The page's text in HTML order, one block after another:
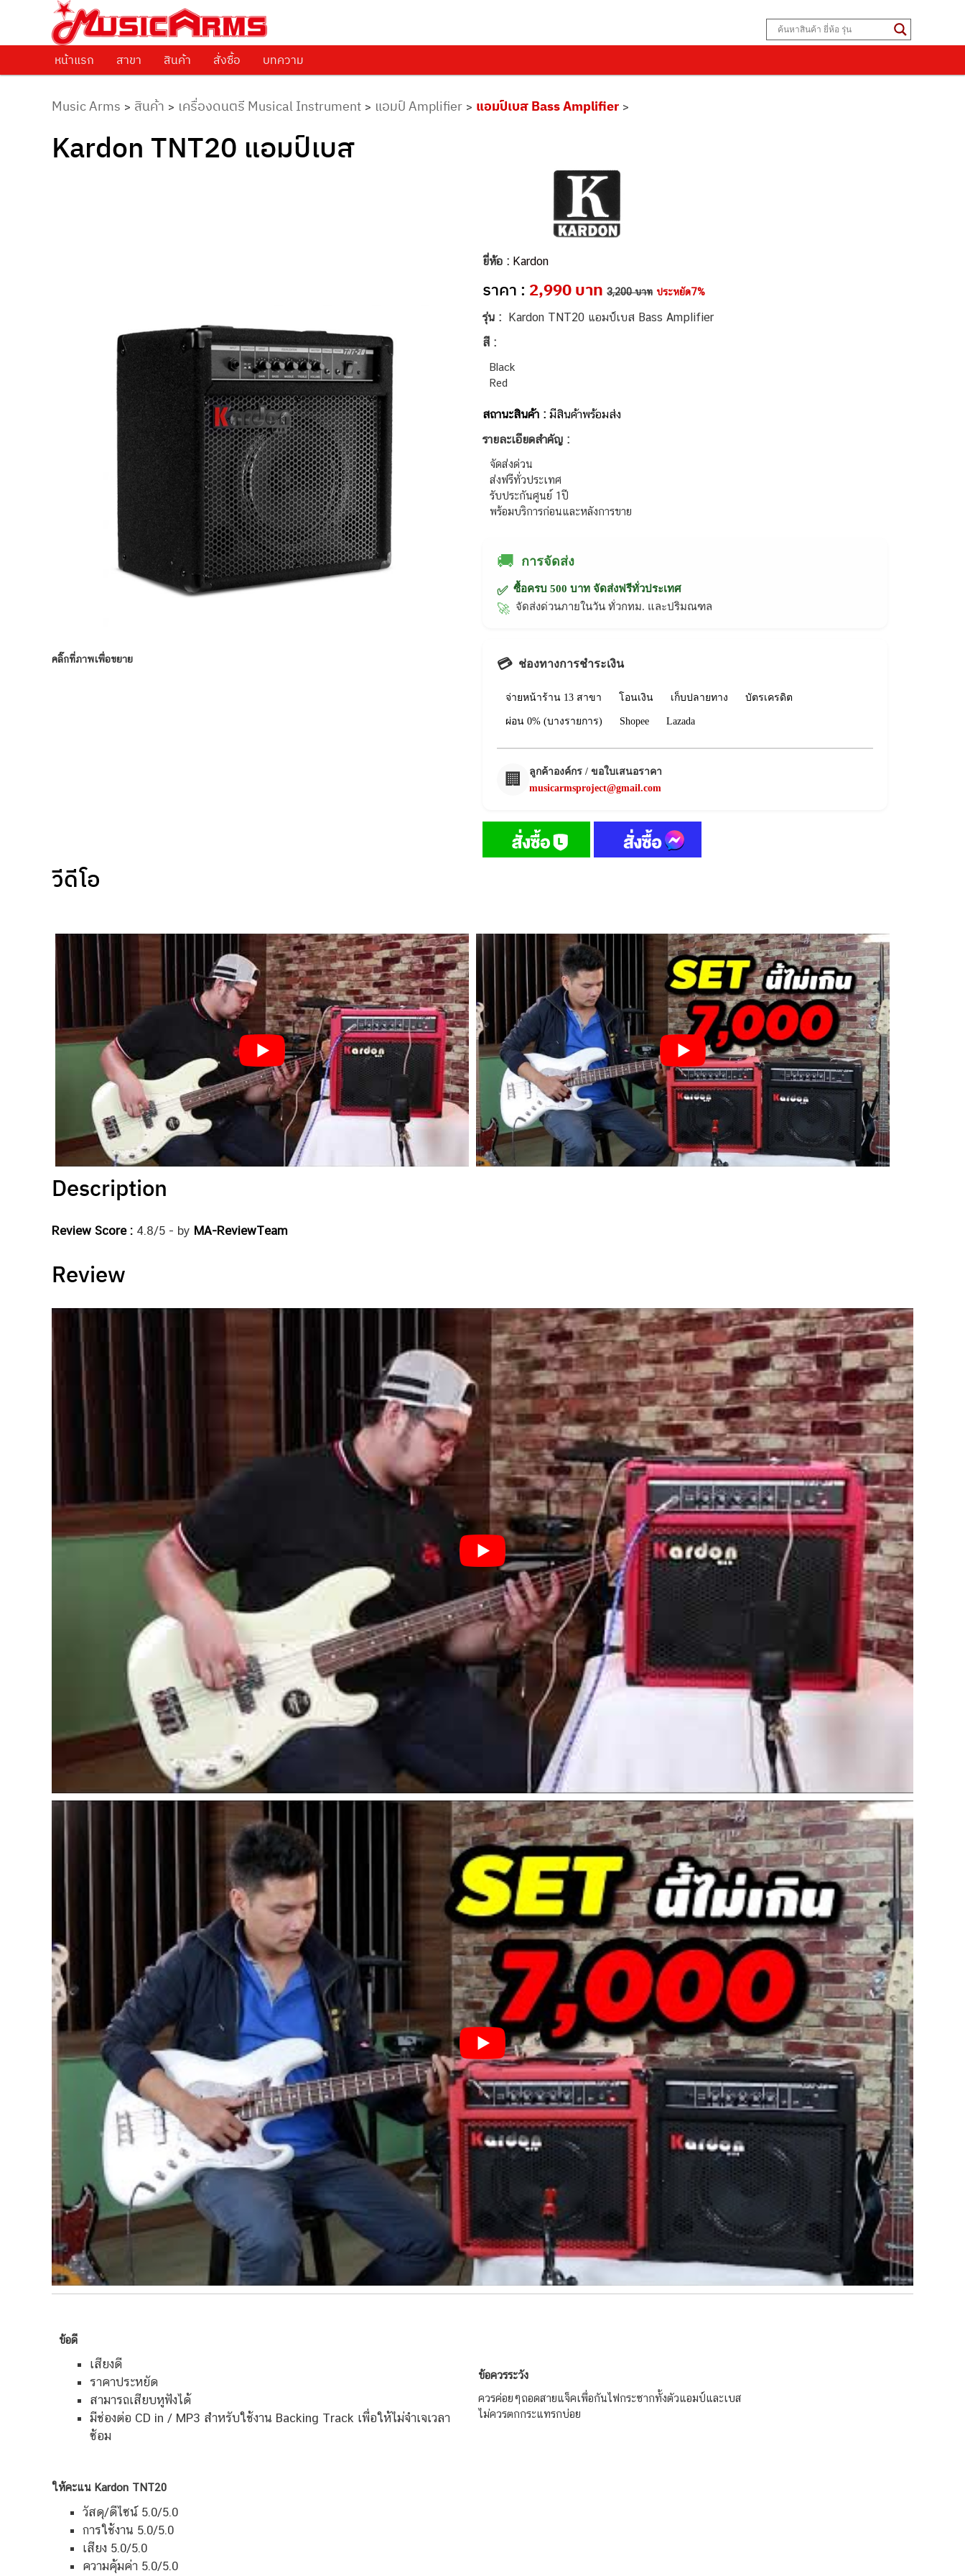
Music Arms
ศูนย์รวมครื่องดนตรีทุกชนิด ตั้งแต่เริ่มต้นถึงมืออาชีพ
Skip to primary content
หน้าแรก สาขา สินค้า สั่งซื้อ บทความ
Music Arms > สินค้า > เครื่องดนตรี Musical Instrument > แอมป์ Amplifier > แอมป์เบส Bass Amplifier >
Kardon TNT20 แอมป์เบส
คลิ๊กที่ภาพเพื่อขยาย
ยี่ห้อ : Kardon
ราคา : 2,990 บาท 3,200 บาท ประหยัด7%
รุ่น : Kardon TNT20 แอมป์เบส Bass Amplifier
สี :
Black
Red
สถานะสินค้า : มีสินค้าพร้อมส่ง
รายละเอียดสำคัญ :
จัดส่งด่วน
ส่งฟรีทั่วประเทศ
รับประกันศูนย์ 1ปี
พร้อมบริการก่อนและหลังการขาย
🚚 การจัดส่ง
✅ ซื้อครบ 500 บาท จัดส่งฟรีทั่วประเทศ
🚀 จัดส่งด่วนภายในวัน ทั่วกทม. และปริมณฑล
💳 ช่องทางการชำระเงิน
จ่ายหน้าร้าน 13 สาขา โอนเงิน เก็บปลายทาง บัตรเครดิต
ผ่อน 0% (บางรายการ) Shopee Lazada
🏢
ลูกค้าองค์กร / ขอใบเสนอราคา
musicarmsproject@gmail.com
วีดีโอ
Description
Review Score : 4.8/5 - by MA-ReviewTeam
Review
ข้อดี
เสียงดี
ราคาประหยัด
สามารถเสียบหูฟังได้
มีช่องต่อ CD in / MP3 สำหรับใช้งาน Backing Track เพื่อให้ไม่จำเจเวลา
ซ้อม
ข้อควรระวัง
ควรค่อยๆถอดสายแจ็คเพื่อกันไฟกระซากทั้งตัวแอมป์และเบส
ไม่ควรตกกระแทรกบ่อย
ให้คะแน Kardon TNT20
วัสดุ/ดีไซน์ 5.0/5.0
การใช้งาน 5.0/5.0
เสียง 5.0/5.0
ความคุ้มค่า 5.0/5.0